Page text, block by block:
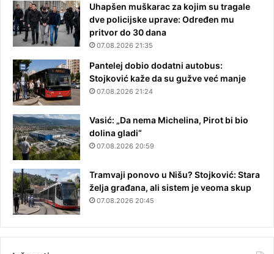
Uhapšen muškarac za kojim su tragale
dve policijske uprave: Određen mu
pritvor do 30 dana
07.08.2026 21:35
Pantelej dobio dodatni autobus:
Stojković kaže da su gužve već manje
07.08.2026 21:24
Vasić: „Da nema Michelina, Pirot bi bio
dolina gladi“
07.08.2026 20:59
Tramvaji ponovo u Nišu? Stojković: Stara
želja građana, ali sistem je veoma skup
07.08.2026 20:45